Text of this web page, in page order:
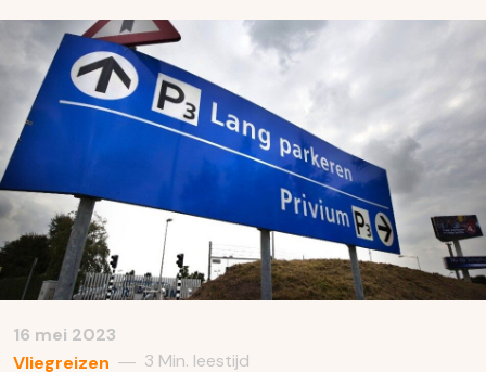
16 mei 2023
Vliegreizen — 3 Min. leestijd